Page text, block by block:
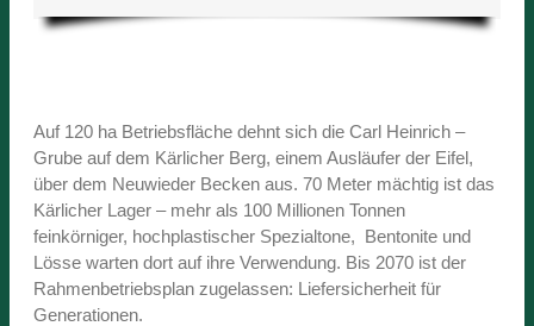
Auf 120 ha Betriebsfläche dehnt sich die Carl Heinrich –
Grube auf dem Kärlicher Berg, einem Ausläufer der Eifel,
über dem Neuwieder Becken aus. 70 Meter mächtig ist das
Kärlicher Lager – mehr als 100 Millionen Tonnen
feinkörniger, hochplastischer Spezialtone, Bentonite und
Lösse warten dort auf ihre Verwendung. Bis 2070 ist der
Rahmenbetriebsplan zugelassen: Liefersicherheit für
Generationen.